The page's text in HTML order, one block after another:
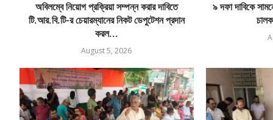
অবিলম্বে নিয়োগ প্রক্রিয়া সম্পন্ন করার দাবিতে
টি.আর.বি.টি-র চেয়ারম্যানের নিকট ডেপুটেশন প্রদান
করল...
August 5, 2026
৯ দফা দাবিকে